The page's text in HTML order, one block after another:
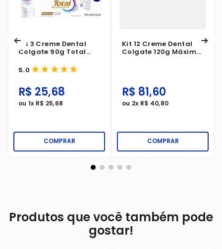
Kit 3 Creme Dental
Colgate 90g Total
Original Mint
5.0★★★★★
R$ 25,68
ou 1x R$ 25,68
COMPRAR
Kit 12 Creme Dental
Colgate 120g Máxima
R$ 81,60
ou 2x R$ 40,80
COMPRAR
Produtos que você também pode
gostar!